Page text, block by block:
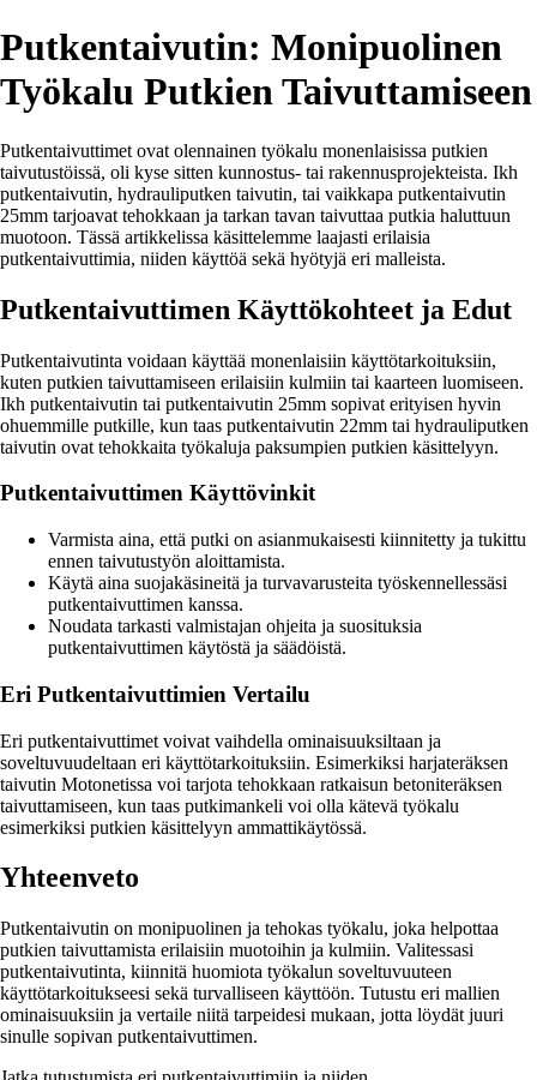
Putkentaivutin: Monipuolinen
Työkalu Putkien Taivuttamiseen
Putkentaivuttimet ovat olennainen työkalu monenlaisissa putkien
taivutustöissä, oli kyse sitten kunnostus- tai rakennusprojekteista. Ikh
putkentaivutin, hydrauliputken taivutin, tai vaikkapa putkentaivutin
25mm tarjoavat tehokkaan ja tarkan tavan taivuttaa putkia haluttuun
muotoon. Tässä artikkelissa käsittelemme laajasti erilaisia
putkentaivuttimia, niiden käyttöä sekä hyötyjä eri malleista.
Putkentaivuttimen Käyttökohteet ja Edut
Putkentaivutinta voidaan käyttää monenlaisiin käyttötarkoituksiin,
kuten putkien taivuttamiseen erilaisiin kulmiin tai kaarteen luomiseen.
Ikh putkentaivutin tai putkentaivutin 25mm sopivat erityisen hyvin
ohuemmille putkille, kun taas putkentaivutin 22mm tai hydrauliputken
taivutin ovat tehokkaita työkaluja paksumpien putkien käsittelyyn.
Putkentaivuttimen Käyttövinkit
Varmista aina, että putki on asianmukaisesti kiinnitetty ja tukittu
ennen taivutustyön aloittamista.
Käytä aina suojakäsineitä ja turvavarusteita työskennellessäsi
putkentaivuttimen kanssa.
Noudata tarkasti valmistajan ohjeita ja suosituksia
putkentaivuttimen käytöstä ja säädöistä.
Eri Putkentaivuttimien Vertailu
Eri putkentaivuttimet voivat vaihdella ominaisuuksiltaan ja
soveltuvuudeltaan eri käyttötarkoituksiin. Esimerkiksi harjateräksen
taivutin Motonetissa voi tarjota tehokkaan ratkaisun betoniteräksen
taivuttamiseen, kun taas putkimankeli voi olla kätevä työkalu
esimerkiksi putkien käsittelyyn ammattikäytössä.
Yhteenveto
Putkentaivutin on monipuolinen ja tehokas työkalu, joka helpottaa
putkien taivuttamista erilaisiin muotoihin ja kulmiin. Valitessasi
putkentaivutinta, kiinnitä huomiota työkalun soveltuvuuteen
käyttötarkoitukseesi sekä turvalliseen käyttöön. Tutustu eri mallien
ominaisuuksiin ja vertaile niitä tarpeidesi mukaan, jotta löydät juuri
sinulle sopivan putkentaivuttimen.